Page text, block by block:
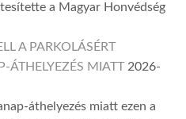
a Magyar Honvédség
A PARKOLÁSÉRT
ÁTHELYEZÉS MIATT 2026-
áthelyezés miatt ezen a